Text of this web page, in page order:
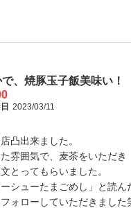
、焼豚玉子飯美味い！
2023/03/11
凸出来ました。
雰囲気で、麦茶をいただき
とってもらいました。
シューたまごめし」と読
ォローしていただきました